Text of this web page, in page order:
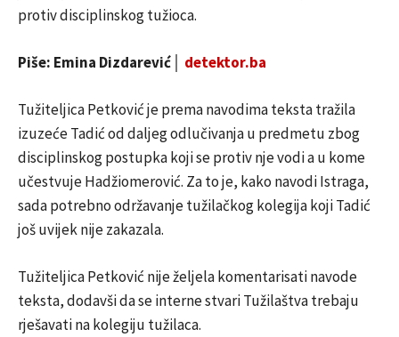
protiv disciplinskog tužioca.
Piše: Emina Dizdarević│ detektor.ba
Tužiteljica Petković je prema navodima teksta tražila
izuzeće Tadić od daljeg odlučivanja u predmetu zbog
disciplinskog postupka koji se protiv nje vodi a u kome
učestvuje Hadžiomerović. Za to je, kako navodi Istraga,
sada potrebno održavanje tužilačkog kolegija koji Tadić
još uvijek nije zakazala.
Tužiteljica Petković nije željela komentarisati navode
teksta, dodavši da se interne stvari Tužilaštva trebaju
rješavati na kolegiju tužilaca.